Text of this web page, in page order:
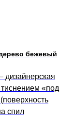
бежевый
дизайнерская
тиснением «под
спил